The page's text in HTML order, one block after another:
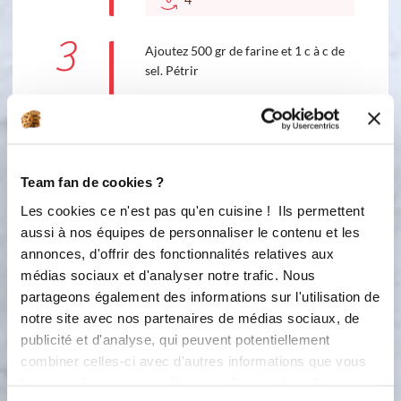
Team fan de cookies ?
Les cookies ce n'est pas qu'en cuisine ! Ils permettent
aussi à nos équipes de personnaliser le contenu et les
annonces, d'offrir des fonctionnalités relatives aux
médias sociaux et d'analyser notre trafic. Nous
partageons également des informations sur l'utilisation de
notre site avec nos partenaires de médias sociaux, de
publicité et d'analyse, qui peuvent potentiellement
combiner celles-ci avec d'autres informations que vous
3
Ajoutez 500 gr de farine et 1 c à c de
sel. Pétrir
3
4
1h15. Une fois la pâte levée diviser la
pâte en 3 pâton, puis les rouler en
colombins. Former la tresse sur la
toile de cuisson. Laisser lever la pâte
un torchon. Mélangez 10ml de lait et
un jaune d'oeuf et badigeonner votre
brioche avec un pinceau. Cuire 30mn
à 180 degré